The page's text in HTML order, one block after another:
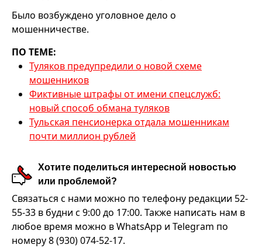
Было возбуждено уголовное дело о
мошенничестве.
ПО ТЕМЕ:
Туляков предупредили о новой схеме
мошенников
Фиктивные штрафы от имени спецслужб:
новый способ обмана туляков
Тульская пенсионерка отдала мошенникам
почти миллион рублей
Хотите поделиться интересной новостью
или проблемой?
Связаться с нами можно по телефону редакции 52-
55-33 в будни с 9:00 до 17:00. Также написать нам в
любое время можно в WhatsApp и Telegram по
номеру 8 (930) 074-52-17.